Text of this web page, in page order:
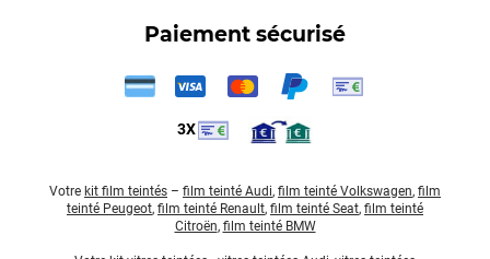
Paiement sécurisé
3X
Votre kit film teintés – film teinté Audi, film teinté Volkswagen, film
teinté Peugeot, film teinté Renault, film teinté Seat, film teinté
Citroën, film teinté BMW